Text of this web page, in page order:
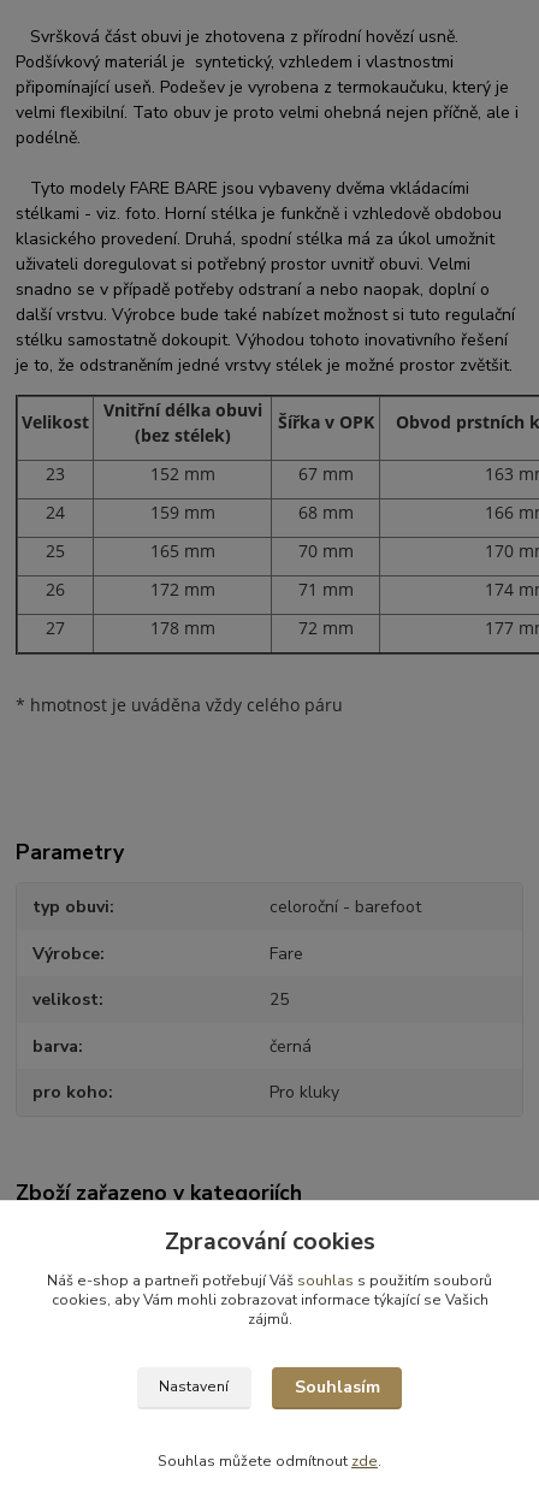
Svršková část obuvi je zhotovena z přírodní hovězí usně.
Podšívkový materiál je syntetický, vzhledem i vlastnostmi
připomínající useň. Podešev je vyrobena z termokaučuku, který je
velmi flexibilní. Tato obuv je proto velmi ohebná nejen příčně, ale i
podélně.
Tyto modely FARE BARE jsou vybaveny dvěma vkládacími
stélkami - viz. foto. Horní stélka je funkčně i vzhledově obdobou
klasického provedení. Druhá, spodní stélka má za úkol umožnit
uživateli doregulovat si potřebný prostor uvnitř obuvi. Velmi
snadno se v případě potřeby odstraní a nebo naopak, doplní o
další vrstvu. Výrobce bude také nabízet možnost si tuto regulační
stélku samostatně dokoupit. Výhodou tohoto inovativního řešení
je to, že odstraněním jedné vrstvy stélek je možné prostor zvětšit.
Velikost
Vnitřní délka obuvi
(bez stélek)
Šířka v OPK Obvod prstních
23 152 mm 67 mm
163
24
159 mm 68 mm
166
25
165 mm 70 mm
170
26
172 mm 71 mm
174
27
178 mm 72 mm 177
* hmotnost je uváděna vždy celého páru
Parametry
typ obuvi celoroční - barefoot
Výrobce Fare
velikost 25
barva černá
pro koho Pro kluky
Zboží zařazeno v kategoriích
Obuv celoroční
Celoroční obuv - výprodej
Zpracování cookies
Náš e-shop a partneři potřebují Váš souhlas s použitím souborů
cookies, aby Vám mohli zobrazovat informace týkající se Vašich
zájmů.
Nastavení Souhlasím
Souhlas můžete odmítnout zde.